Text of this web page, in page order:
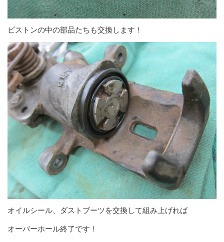
ピストンの中の部品たちも交換します！
オイルシール、ダストブーツを交換して組み上げれば
オーバーホール終了です！